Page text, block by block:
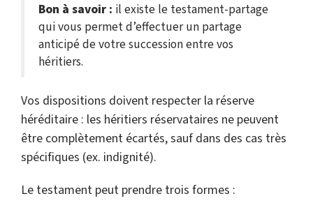
Bon à savoir : il existe le testament-partage
qui vous permet d’effectuer un partage
anticipé de votre succession entre vos
héritiers.
Vos dispositions doivent respecter la réserve
héréditaire : les héritiers réservataires ne peuvent
être complètement écartés, sauf dans des cas très
spécifiques (ex. indignité).
Le testament peut prendre trois formes :